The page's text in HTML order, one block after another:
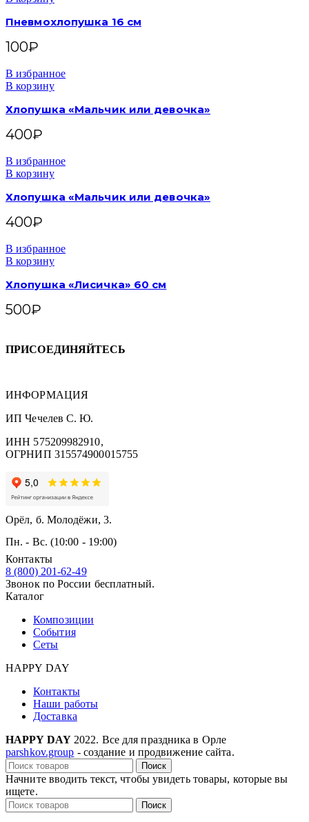
Пневмохлопушка 16 см
100₽
В избранное
В корзину
Хлопушка «Мальчик или девочка»
400₽
В избранное
В корзину
Хлопушка «Мальчик или девочка»
400₽
В избранное
В корзину
Хлопушка «Лисичка» 60 см
500₽
ПРИСОЕДИНЯЙТЕСЬ
ИНФОРМАЦИЯ
ИП Чечелев С. Ю.
ИНН 575209982910,
ОГРНИП 315574900015755
Орёл, б. Молодёжи, 3.
Пн. - Вс. (10:00 - 19:00)
Контакты
8 (800) 201-62-49
Звонок по России бесплатный.
Каталог
Композиции
События
Сеты
HAPPY DAY
Контакты
Наши работы
Доставка
HAPPY DAY 2022. Все для праздника в Орле
parshkov.group - создание и продвижение сайта.
Поиск
Начните вводить текст, чтобы увидеть товары, которые вы
ищете.
Поиск